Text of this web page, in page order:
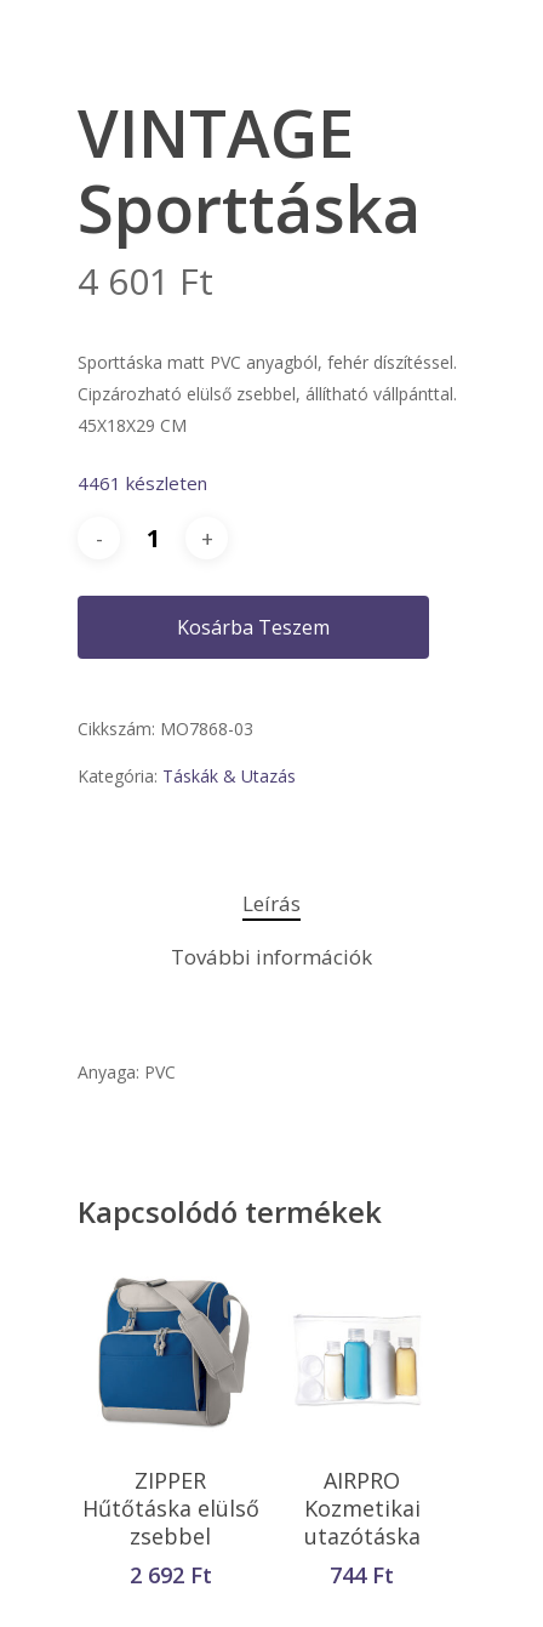
VINTAGE
Sporttáska
4 601 Ft
Sporttáska matt PVC anyagból, fehér díszítéssel.
Cipzározható elülső zsebbel, állítható vállpánttal.
45X18X29 CM
4461 készleten
Kosárba Teszem
Cikkszám: MO7868-03
Kategória: Táskák & Utazás
Leírás
További információk
Anyaga: PVC
Kapcsolódó termékek
Opciók Választása
ZIPPER
Hűtőtáska elülső
zsebbel
2 692 Ft
Kosárba
Teszem
AIRPRO
Kozmetikai
utazótáska
744 Ft